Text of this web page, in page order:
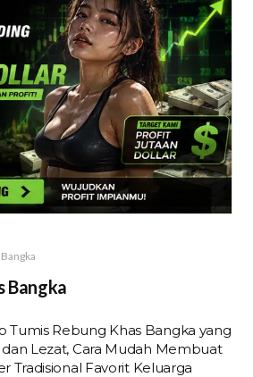
Bangka
Tumis Rebung Khas Bangka yang
dan Lezat, Cara Mudah Membuat
Tradisional Favorit Keluarga